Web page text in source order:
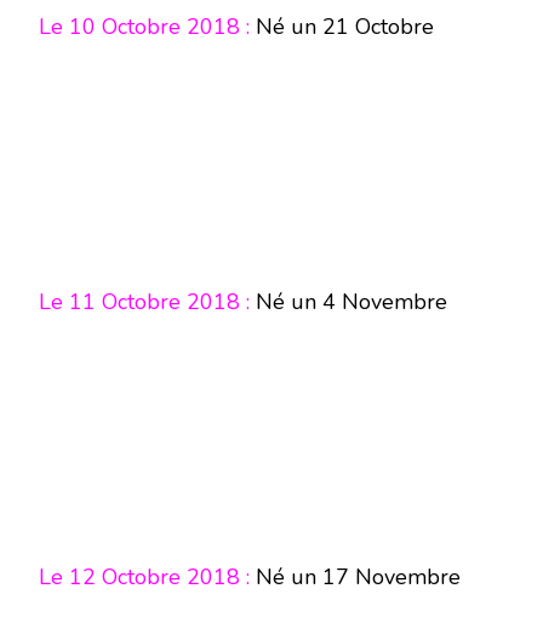
Le 10 Octobre 2018 : Né un 21 Octobre
Le 11 Octobre 2018 : Né un 4 Novembre
Le 12 Octobre 2018 : Né un 17 Novembre